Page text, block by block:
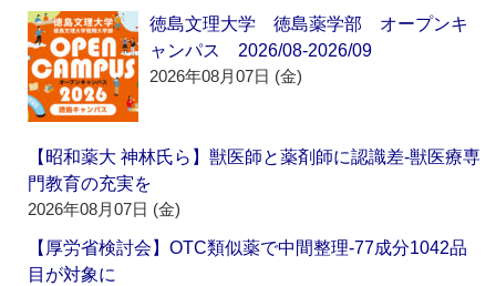
徳島文理大学 徳島薬学部 オープンキ
ャンパス 2026/08-2026/09
2026年08月07日 (金)
【昭和薬大 神林氏ら】獣医師と薬剤師に認識差‐獣医療専
門教育の充実を
2026年08月07日 (金)
【厚労省検討会】OTC類似薬で中間整理‐77成分1042品
目が対象に